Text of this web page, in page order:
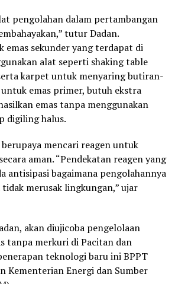
pengolahan dalam pertambangan
tutur Dadan.
emas sekunder yang terdapat di
alat seperti shaking table
karpet untuk menyaring butiran-
emas primer, butuh ekstra
emas tanpa menggunakan
digiling halus.
mencari reagen untuk
aman. “Pendekatan reagen yang
antisipasi bagaimana pengolahannya
tidak merusak lingkungan,” ujar
akan diujicoba pengelolaan
tanpa merkuri di Pacitan dan
teknologi baru ini BPPT
Kementerian Energi dan Sumber